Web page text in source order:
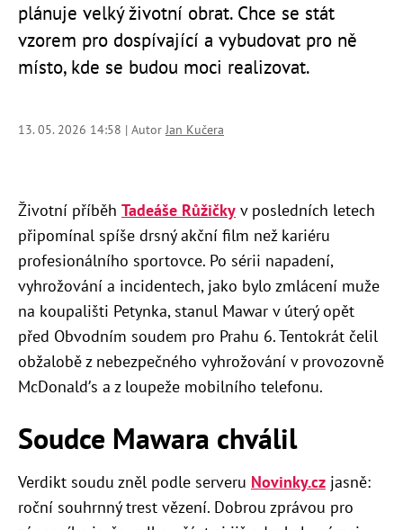
plánuje velký životní obrat. Chce se stát
vzorem pro dospívající a vybudovat pro ně
místo, kde se budou moci realizovat.
13. 05. 2026 14:58 | AutorJan Kučera
Životní příběh Tadeáše Růžičky v posledních letech
připomínal spíše drsný akční film než kariéru
profesionálního sportovce. Po sérii napadení,
vyhrožování a incidentech, jako bylo zmlácení muže
na koupališti Petynka, stanul Mawar v úterý opět
před Obvodním soudem pro Prahu 6. Tentokrát čelil
obžalobě z nebezpečného vyhrožování v provozovně
McDonald’s a z loupeže mobilního telefonu.
Soudce Mawara chválil
Verdikt soudu zněl podle serveru Novinky.cz jasně:
roční souhrnný trest vězení. Dobrou zprávou pro